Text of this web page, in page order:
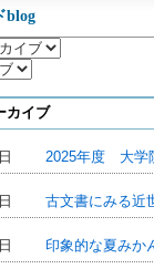
blog
カイブ
2025年度 大学
古文書にみる近
印象的な夏みか